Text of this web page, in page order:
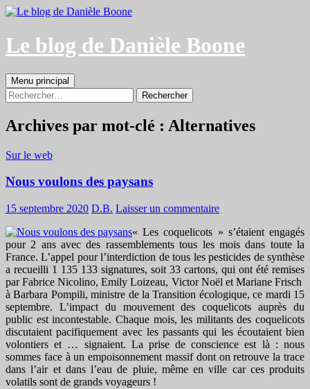
Aller
contenu
Le blog de Danièle Boone
Recherche
Menu principal
Rechercher :
Archives par mot-clé : Alternatives
Sur le web
Nous voulons des paysans
15 septembre 2020 D.B. Laisser un commentaire
« Les coquelicots » s’étaient engagés
pour 2 ans avec des rassemblements tous les mois dans toute la
France. L’appel pour l’interdiction de tous les pesticides de synthèse
a recueilli 1 135 133 signatures, soit 33 cartons, qui ont été remises
par Fabrice Nicolino, Emily Loizeau, Victor Noël et Mariane Frisch
à Barbara Pompili, ministre de la Transition écologique, ce mardi 15
septembre. L’impact du mouvement des coquelicots auprès du
public est incontestable. Chaque mois, les militants des coquelicots
discutaient pacifiquement avec les passants qui les écoutaient bien
volontiers et … signaient. La prise de conscience est là : nous
sommes face à un empoisonnement massif dont on retrouve la trace
dans l’air et dans l’eau de pluie, même en ville car ces produits
volatils sont de grands voyageurs !